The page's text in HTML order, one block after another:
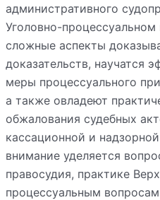
административного
Уголовно-
сложные аспекты
доказательств, научатся
меры процессуального
а также овладеют
обжалования судебных
кассационной и
внимание уделяется
правосудия, практике
процессуальным